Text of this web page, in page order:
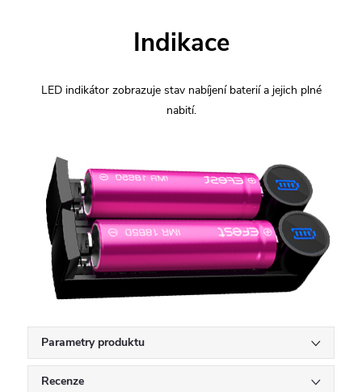
Indikace
LED indikátor zobrazuje stav nabíjení baterií a jejich plné
nabití.
Parametry produktu
Recenze